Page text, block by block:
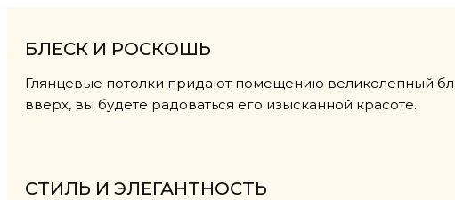
БЛЕСК И РОСКОШЬ
Глянцевые потолки придают помещению великолепный
вверх, вы будете радоваться его изысканной красоте.
СТИЛЬ И ЭЛЕГАНТНОСТЬ